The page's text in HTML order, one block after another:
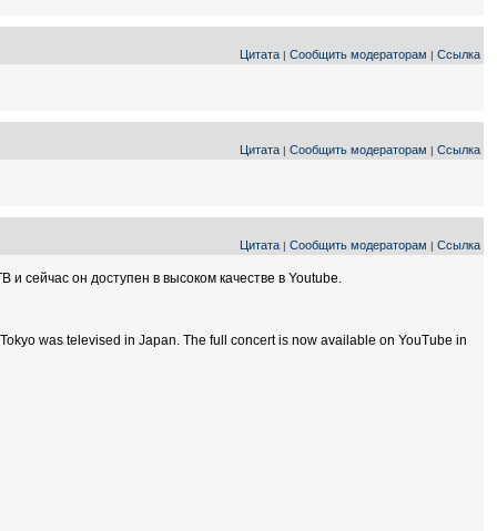
Цитата | Сообщить модераторам | Ссылка
Цитата | Сообщить модераторам | Ссылка
Цитата | Сообщить модераторам | Ссылка
сейчас он доступен в высоком качестве в Youtube.
was televised in Japan. The full concert is now available on YouTube in